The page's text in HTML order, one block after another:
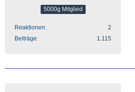
5000g Mitglied
Reaktionen
2
Beiträge
1.115